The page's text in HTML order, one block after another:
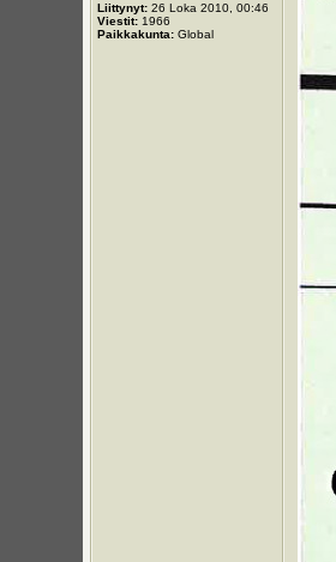
Liittynyt:26 Loka 2010, 00:46
Viestit:1966
Paikkakunta:Global